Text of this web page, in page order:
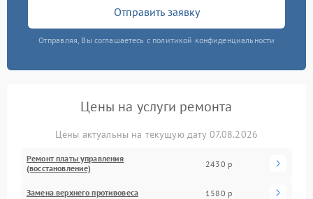
Отправить заявку
Отправляя, Вы соглашаетесь с политикой конфиденциальности
Цены на услуги ремонта
Цены актуальны на текущую дату 07.08.2026
Ремонт платы управления
(восстановление)
2430 р
Замена верхнего противовеса 1580 р